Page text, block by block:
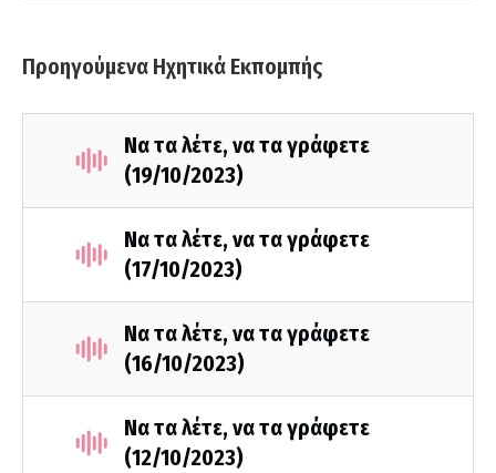
Προηγούμενα Ηχητικά Εκπομπής
Να τα λέτε, να τα γράφετε
(19/10/2023)
Να τα λέτε, να τα γράφετε
(17/10/2023)
Να τα λέτε, να τα γράφετε
(16/10/2023)
Να τα λέτε, να τα γράφετε
(12/10/2023)